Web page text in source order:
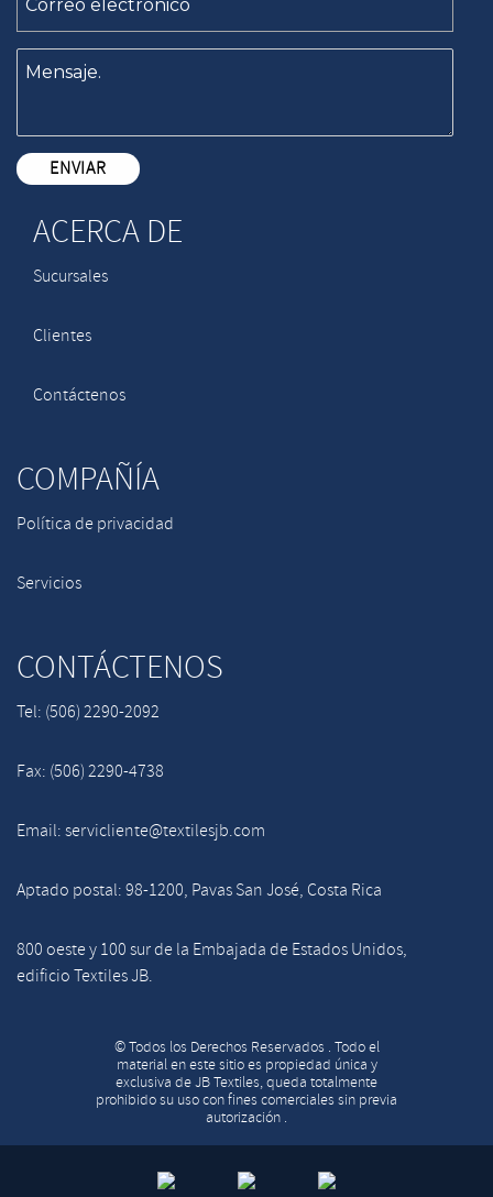
ACERCA DE
Sucursales
Clientes
Contáctenos
COMPAÑÍA
Política de privacidad
Servicios
CONTÁCTENOS
Tel: (506) 2290-2092
Fax: (506) 2290-4738
Email: servicliente@textilesjb.com
Aptado postal: 98-1200, Pavas San José, Costa Rica
800 oeste y 100 sur de la Embajada de Estados Unidos,
edificio Textiles JB.
© Todos los Derechos Reservados . Todo el
material en este sitio es propiedad única y
exclusiva de JB Textiles, queda totalmente
prohibido su uso con fines comerciales sin previa
autorización .